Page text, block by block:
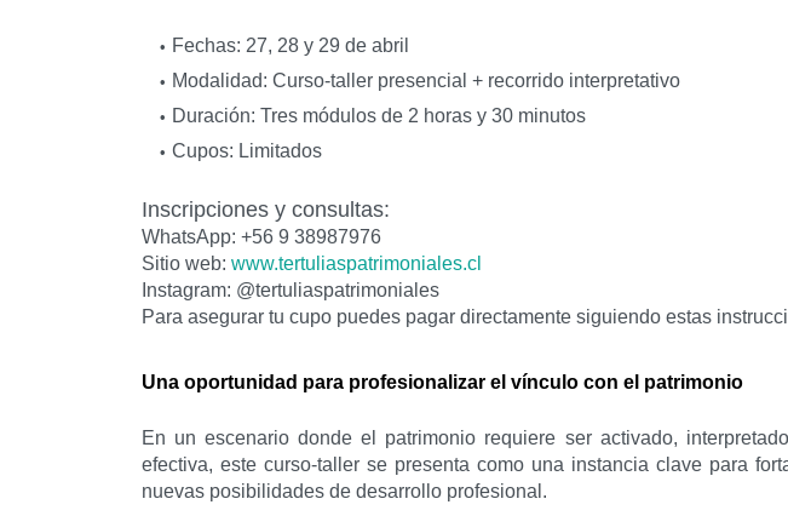
Fechas: 27, 28 y 29 de abril
Modalidad: Curso-taller presencial + recorrido interpretativo
Duración: Tres módulos de 2 horas y 30 minutos
Cupos: Limitados
Inscripciones y consultas:
WhatsApp: +56 9 38987976
Sitio web: www.tertuliaspatrimoniales.cl
Instagram: @tertuliaspatrimoniales
Para asegurar tu cupo puedes pagar directamente siguiendo estas
Una oportunidad para profesionalizar el vínculo con el patrimonio
En un escenario donde el patrimonio requiere ser activado,
efectiva, este curso-taller se presenta como una instancia clave para
nuevas posibilidades de desarrollo profesional.